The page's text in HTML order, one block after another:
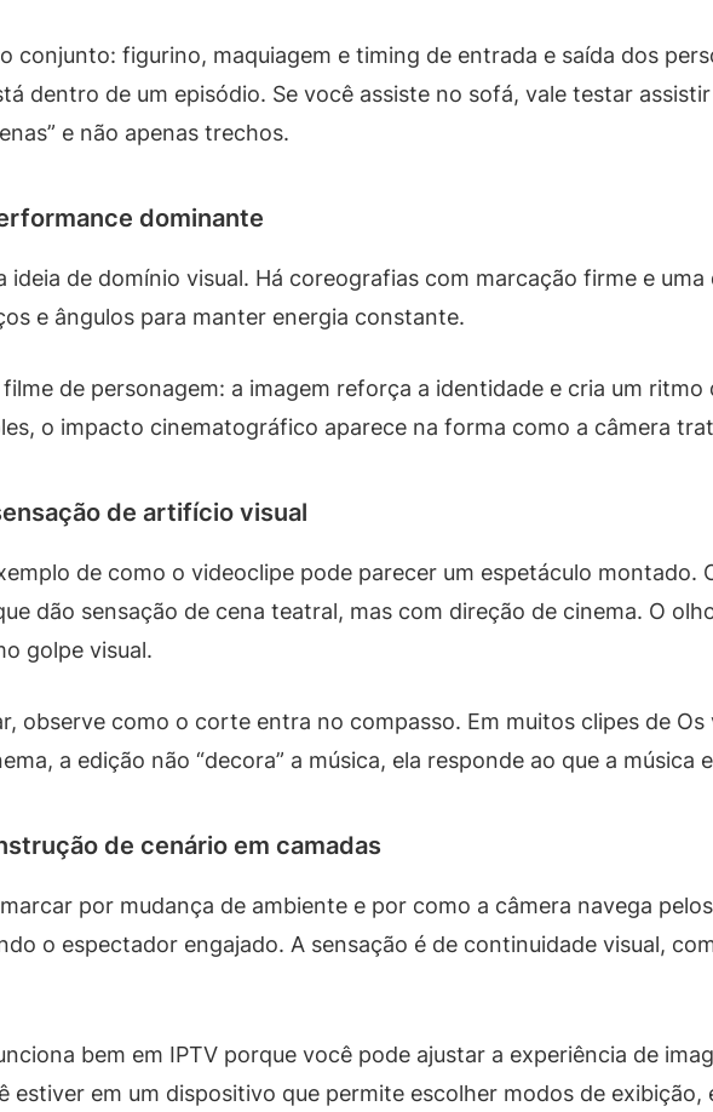
conjunto: figurino, maquiagem e timing de entrada e saída dos
dentro de um episódio. Se você assiste no sofá, vale testar
e não apenas trechos.
dominante
ideia de domínio visual. Há coreografias com marcação firme e
e ângulos para manter energia constante.
de personagem: a imagem reforça a identidade e cria um ritmo
o impacto cinematográfico aparece na forma como a câmera
de artifício visual
de como o videoclipe pode parecer um espetáculo montado.
dão sensação de cena teatral, mas com direção de cinema. O
golpe visual.
observe como o corte entra no compasso. Em muitos clipes de
a edição não “decora” a música, ela responde ao que a música
de cenário em camadas
por mudança de ambiente e por como a câmera navega
o espectador engajado. A sensação é de continuidade visual,
bem em IPTV porque você pode ajustar a experiência de
estiver em um dispositivo que permite escolher modos de